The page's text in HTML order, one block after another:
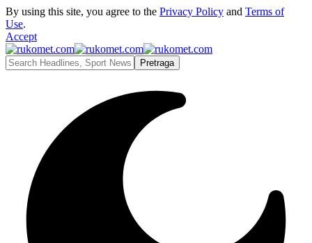
By using this site, you agree to the Privacy Policy and Terms of
Use.
Accept